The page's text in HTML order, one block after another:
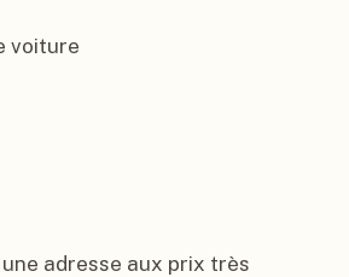
voiture
adresse aux prix très